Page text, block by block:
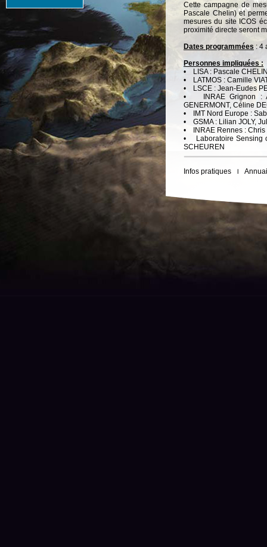
Cette campagne de
Pascale Chelin) et
mesures du site ICOS
proximité directe seront
Dates programmées : 4
Personnes impliquées :
• LISA : Pascale
• LATMOS : Camille
• LSCE : Jean-Eudes
• INRAE Grignon :
GENERMONT, Céline
• IMT Nord Europe :
• GSMA : Lilian JOLY,
• INRAE Rennes : Chris
• Laboratoire Sensing
SCHEUREN
Infos pratiques